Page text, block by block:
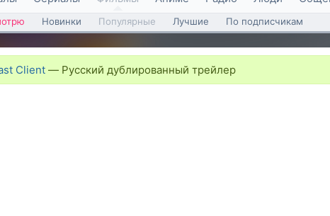
Новинки Популярные Лучшие По подписчикам
Client — Русский дублированный трейлер